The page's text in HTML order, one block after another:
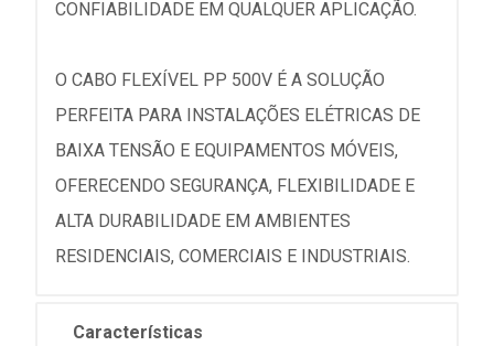
CONFIABILIDADE EM QUALQUER APLICAÇÃO.
O CABO FLEXÍVEL PP 500V É A SOLUÇÃO
PERFEITA PARA INSTALAÇÕES ELÉTRICAS DE
BAIXA TENSÃO E EQUIPAMENTOS MÓVEIS,
OFERECENDO SEGURANÇA, FLEXIBILIDADE E
ALTA DURABILIDADE EM AMBIENTES
RESIDENCIAIS, COMERCIAIS E INDUSTRIAIS.
Características